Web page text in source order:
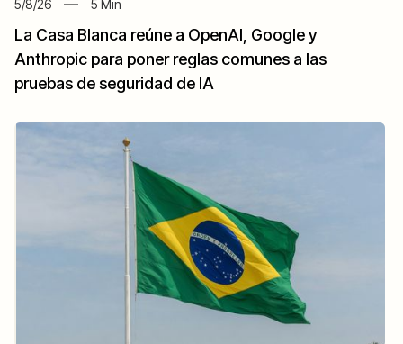
5/8/26 5 Min
La Casa Blanca reúne a OpenAI, Google y
Anthropic para poner reglas comunes a las
pruebas de seguridad de IA